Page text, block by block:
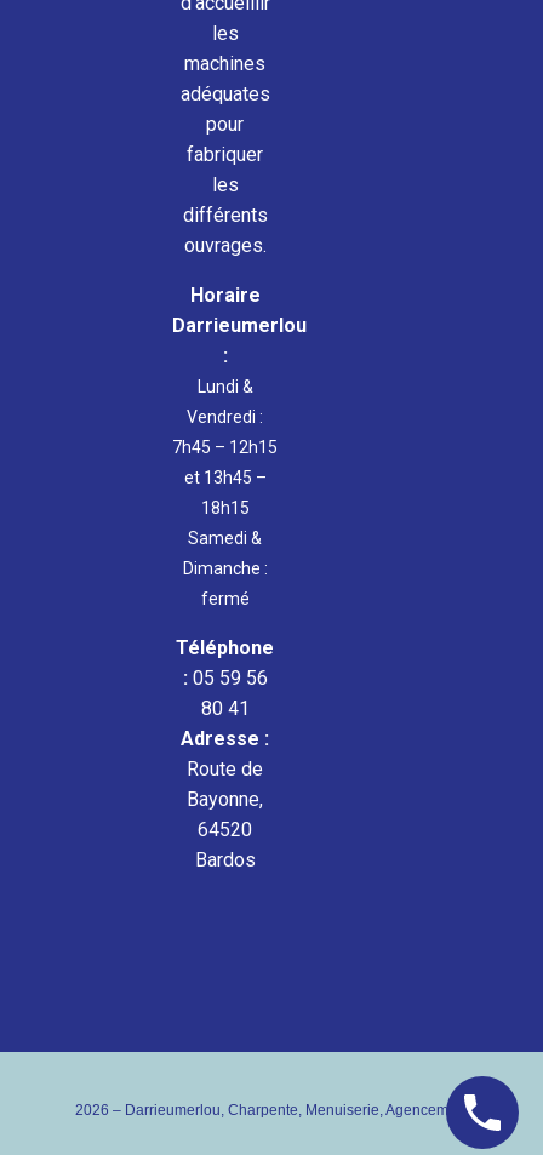
les
machines
adéquates
pour
fabriquer
les
différents
ouvrages.
Horaire
Darrieumerlou
:
Lundi &
Vendredi :
7h45 – 12h15
et 13h45 –
18h15
Samedi &
Dimanche :
fermé
Téléphone
:05 59 56
80 41
Adresse :
Route de
Bayonne,
64520
Bardos
2026 – Darrieumerlou, Charpente, Menuiserie, Agencement